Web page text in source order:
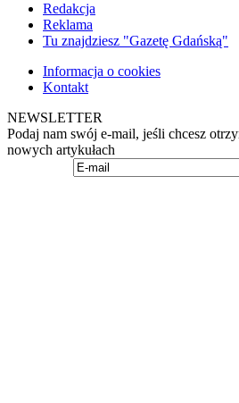
Redakcja
Reklama
Tu znajdziesz "Gazetę Gdańską"
Informacja o cookies
Kontakt
NEWSLETTER
Podaj nam swój e-mail, jeśli chcesz
nowych artykułach